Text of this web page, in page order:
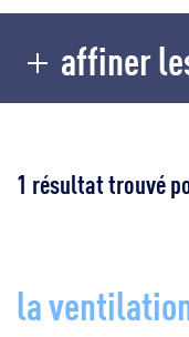
affiner
1 résultat trouvé
la